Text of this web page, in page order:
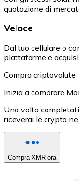
quotazione di
Veloce
Dal tuo cellulare o
piattaforme e
Compra criptovalute
Inizia a comprare
Una volta
riceverai le crypto
Compra XMR ora